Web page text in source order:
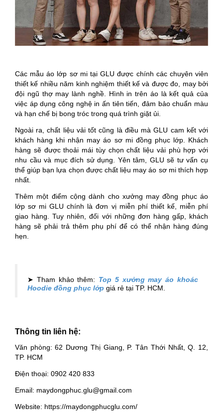
Các mẫu áo lớp sơ mi tại GLU được chính các chuyên viên
thiết kế nhiều năm kinh nghiệm thiết kế và được đo, may bởi
đội ngũ thợ may lành nghề. Hình in trên áo là kết quả của
việc áp dụng công nghệ in ấn tiên tiến, đảm bảo chuẩn màu
và hạn chế bị bong tróc trong quá trình giặt ủi.
Ngoài ra, chất liệu vải tốt cũng là điều mà GLU cam kết với
khách hàng khi nhận may áo sơ mi đồng phục lớp. Khách
hàng sẽ được thoải mái tùy chọn chất liệu vải phù hợp với
nhu cầu và mục đích sử dụng. Yên tâm, GLU sẽ tư vấn cụ
thể giúp bạn lựa chọn được chất liệu may áo sơ mi thích hợp
nhất.
Thêm một điểm cộng dành cho xưởng may đồng phục áo
lớp sơ mi GLU chính là đơn vị miễn phí thiết kế, miễn phí
giao hàng. Tuy nhiên, đối với những đơn hàng gấp, khách
hàng sẽ phải trả thêm phụ phí để có thể nhận hàng đúng
hẹn.
➤ Tham khảo thêm: Top 5 xưởng may áo khoác
Hoodie đồng phục lớp giá rẻ tại TP. HCM.
Thông tin liên hệ:
Văn phòng: 62 Dương Thị Giang, P. Tân Thới Nhất, Q. 12,
TP. HCM
Điện thoại: 0902 420 833
Email: maydongphuc.glu@gmail.com
Website: https://maydongphucglu.com/